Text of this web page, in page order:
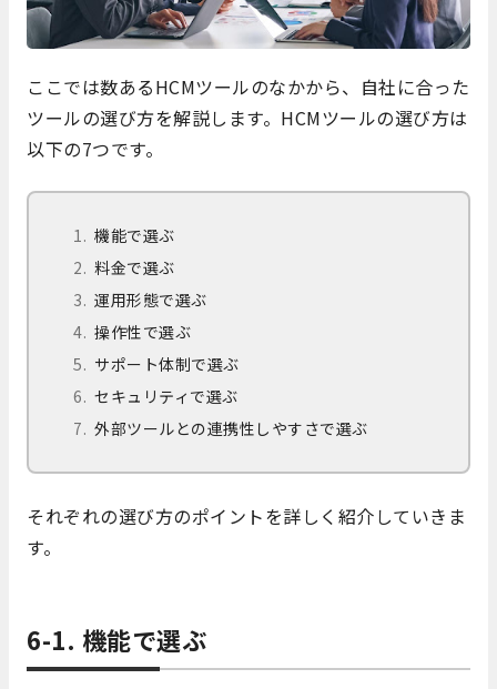
ここでは数あるHCMツールのなかから、自社に合った
ツールの選び方を解説します。HCMツールの選び方は
以下の7つです。
機能で選ぶ
料金で選ぶ
運用形態で選ぶ
操作性で選ぶ
サポート体制で選ぶ
セキュリティで選ぶ
外部ツールとの連携性しやすさで選ぶ
それぞれの選び方のポイントを詳しく紹介していきま
す。
6-1. 機能で選ぶ